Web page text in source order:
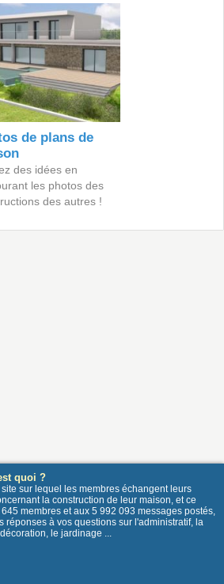
de plans de
des idées en
les photos des
des autres !
quoi ?
sur lequel les membres échangent leurs
la construction de leur maison, et ce
membres et aux 5 992 093 messages postés,
réponses à vos questions sur l'administratif, la
le jardinage ...